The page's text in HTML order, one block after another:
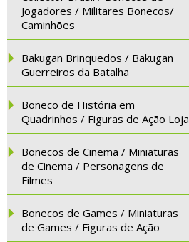
Jogadores / Militares Bonecos/
Caminhões
Bakugan Brinquedos / Bakugan
Guerreiros da Batalha
Boneco de História em
Quadrinhos / Figuras de Ação Loja
Bonecos de Cinema / Miniaturas
de Cinema / Personagens de
Filmes
Bonecos de Games / Miniaturas
de Games / Figuras de Ação